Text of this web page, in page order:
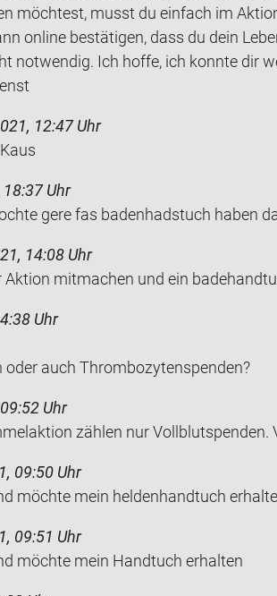
möchtest, musst du einfach im
online bestätigen, dass du dein
notwendig. Ich hoffe, ich konnte dir
12:47 Uhr
Uhr
gere fas ba­den­had­s­tuch haben
14:08 Uhr
Ak­ti­on mit­ma­chen und ein
Uhr
auch Throm­bo­zy­ten­spen­den?
Uhr
zählen nur Vollblutspenden.
09:50 Uhr
möch­te mein hel­den­hand­tuch
09:51 Uhr
möch­te mein Hand­tuch er­hal­ten